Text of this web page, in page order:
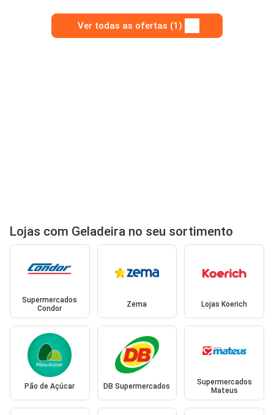
Ver todas as ofertas (1)
Lojas com Geladeira no seu sortimento
Supermercados
Condor
Zema Lojas Koerich
Pão de Açúcar DB Supermercados
Supermercados
Mateus